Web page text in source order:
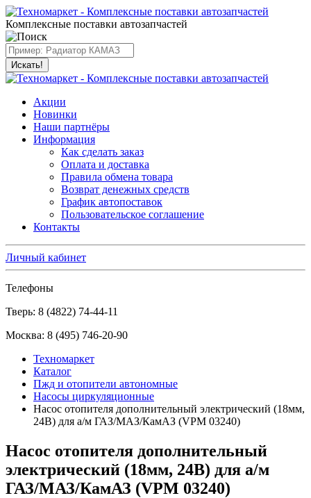
Комплексные поставки автозапчастей
Искать!
Акции
Новинки
Наши партнёры
Информация
Как сделать заказ
Оплата и доставка
Правила обмена товара
Возврат денежных средств
График автопоставок
Пользовательское соглашение
Контакты
Личный кабинет
Телефоны
Тверь: 8 (4822) 74-44-11
Москва: 8 (495) 746-20-90
Техномаркет
Каталог
Пжд и отопители автономные
Насосы циркуляционные
Насос отопителя дополнительный электрический (18мм,
24В) для а/м ГАЗ/МАЗ/КамАЗ (VPM 03240)
Насос отопителя дополнительный
электрический (18мм, 24В) для а/м
ГАЗ/МАЗ/КамАЗ (VPM 03240)